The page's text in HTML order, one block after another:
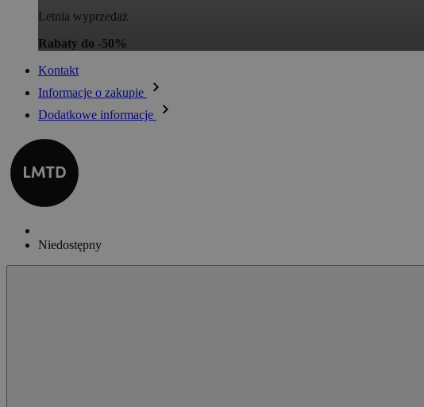
Letnia wyprzedaż
Rabaty do -50%
Kontakt
Informacje o zakupie
Dodatkowe informacje
Niedostępny